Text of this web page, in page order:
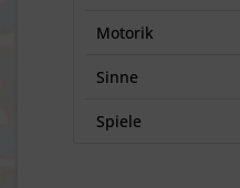
Motorik
Sinne
Spiele